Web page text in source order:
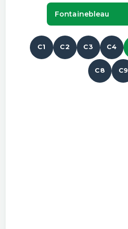
Fontainebleau
C1 C2 C3 C4
C8 C9